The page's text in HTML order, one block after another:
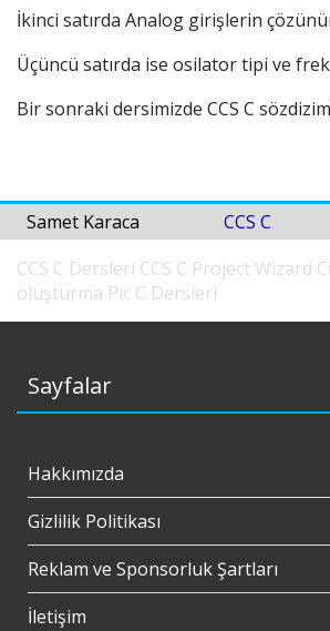
İkinci satırda Analog girişlerin
Üçüncü satırda ise osilator tipi ve
Bir sonraki dersimizde CCS C
Samet Karaca CCS C
CCS C Dersleri CCS C Project Wizard
oluşturma Pic C Dersleri
Sayfalar
Hakkımızda
Gizlilik Politikası
Reklam ve Sponsorluk Şartları
İletişim